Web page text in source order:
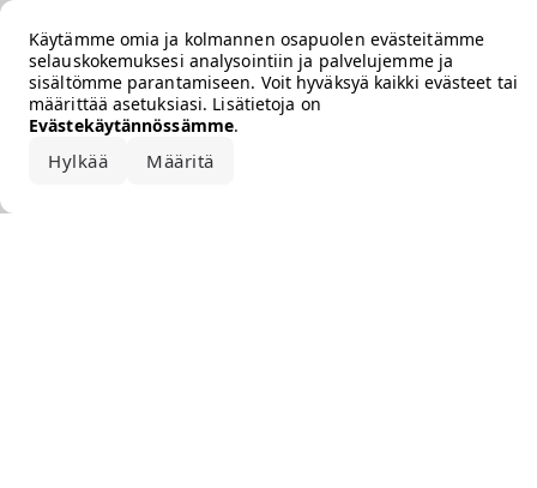
Käytämme omia ja kolmannen osapuolen evästeitämme
selauskokemuksesi analysointiin ja palvelujemme ja
sisältömme parantamiseen. Voit hyväksyä kaikki evästeet tai
määrittää asetuksiasi. Lisätietoja on
Evästekäytännössämme.
Hylkää Määritä
Error loading the brand